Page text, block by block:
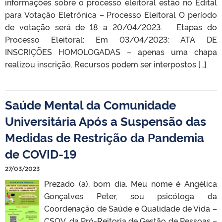
para Votação Eletrônica – Processo Eleitoral O período
de votação será de 18 a 20/04/2023. Etapas do
Processo Eleitoral: Em 03/04/2023: ATA DE
INSCRIÇÕES HOMOLOGADAS – apenas uma chapa
realizou inscrição. Recursos podem ser interpostos […]
Saúde Mental da Comunidade
Universitária Após a Suspensão das
Medidas de Restrição da Pandemia
de COVID-19
27/03/2023
Prezado (a), bom dia. Meu nome é Angélica
Gonçalves Peter, sou psicóloga da
Coordenação de Saúde e Qualidade de Vida –